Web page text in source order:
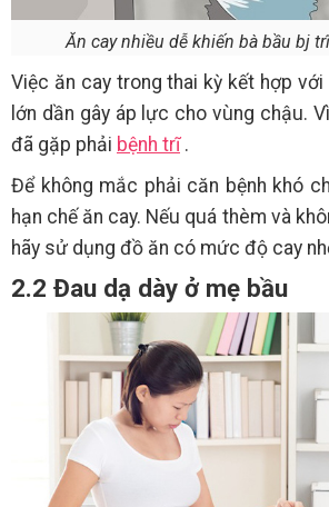
Ăn cay nhiều dễ khiến bà bầu bj
Việc ăn cay trong thai kỳ kết hợp
lớn dần gây áp lực cho vùng chậu.
đã gặp phải bệnh trĩ.
Để không mắc phải căn bệnh khó
hạn chế ăn cay. Nếu quá thèm và
hãy sử dụng đồ ăn có mức độ cay
2.2 Đau dạ dày ở mẹ bầu